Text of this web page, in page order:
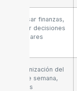
Revisar finanzas,
tomar decisiones
familiares
Organización del
fin de semana,
tareas